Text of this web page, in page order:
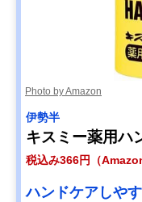
Photo by Amazon
伊勢半
キスミー薬用ハ
税込み366円（
ハンドケアしや